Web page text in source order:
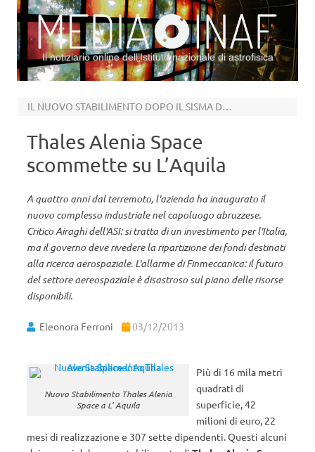
Il notiziario online dell’Istituto nazionale di astrofisica
IL NUOVO STABILIMENTO DOPO IL SISMA DEL 2009
Thales Alenia Space
scommette su L’Aquila
A quattro anni dal terremoto, l'azienda ha inaugurato il
nuovo complesso industriale nel capoluogo abruzzese.
Critico Airaghi dell'ASI: si tratta di un investimento per l'Italia,
ma il governo deve rivedere la ripartizione dei fondi destinati
alla ricerca aerospaziale. L'allarme di Finmeccanica: il futuro
del settore aereospaziale è disastroso sul piano delle risorse
disponibili.
Eleonora Ferroni 03/12/2013
Nuovo Stabilimento Thales Alenia
Space a L’ Aquila
Più di 16 mila metri
quadrati di
superficie, 42
milioni di euro, 22
mesi di realizzazione e 307 sette dipendenti. Questi alcuni